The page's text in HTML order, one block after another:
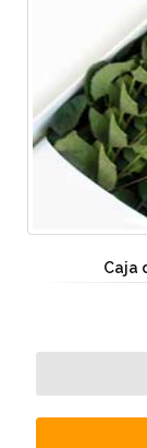
Caja